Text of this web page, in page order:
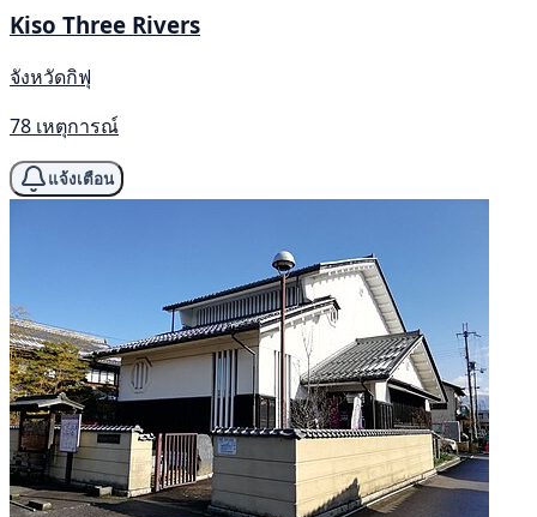
Kiso Three Rivers
จังหวัดกิฟุ
78 เหตุการณ์
แจ้งเตือน